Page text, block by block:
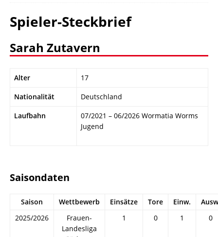
Spieler-Steckbrief
Sarah Zutavern
Alter 17
Nationalität Deutschland
Laufbahn
07/2021 – 06/2026 Wormatia Worms
Jugend
Saisondaten
Saison Wettbewerb Einsätze Tore Einw.
2025/2026
Frauen-
Landesliga
1 0 1 0